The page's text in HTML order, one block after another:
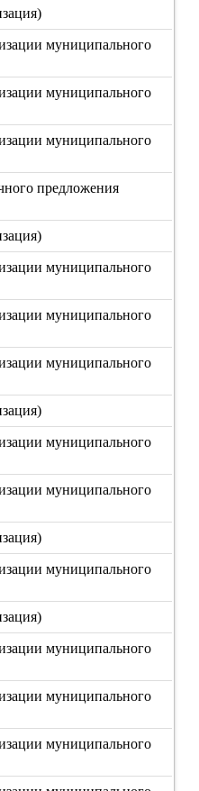
муниципального
муниципального
муниципального
предложения
муниципального
муниципального
муниципального
муниципального
муниципального
муниципального
муниципального
муниципального
муниципального